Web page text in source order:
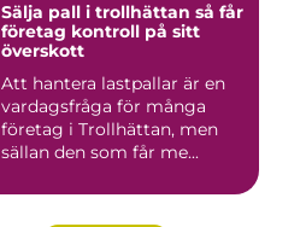
Sälja pall i trollhättan så får
företag kontroll på sitt
överskott
Att hantera lastpallar är en
vardagsfråga för många
företag i Trollhättan, men
sällan den som får me...